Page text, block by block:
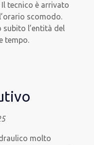
Il tecnico è arrivato
scomodo.
subito l’entità del
tempo.
molto